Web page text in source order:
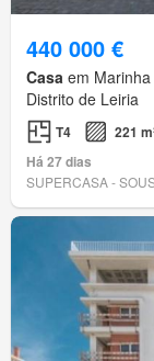
440 000 €
Casa em
Distrito de Leiria
T4
221
Há 27 dias
SUPERCASA -